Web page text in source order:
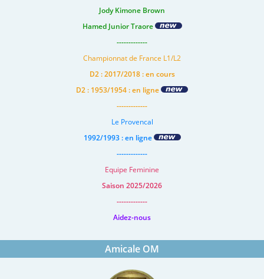
Jody Kimone Brown
Hamed Junior Traore
-------------
Championnat de France L1/L2
D2 : 2017/2018 : en cours
D2 : 1953/1954 : en ligne
-------------
Le Provencal
1992/1993 : en ligne
-------------
Equipe Feminine
Saison 2025/2026
-------------
Aidez-nous
Amicale OM